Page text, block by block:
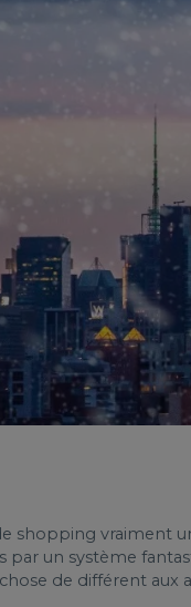
shopping vraiment
par un système
de différent aux